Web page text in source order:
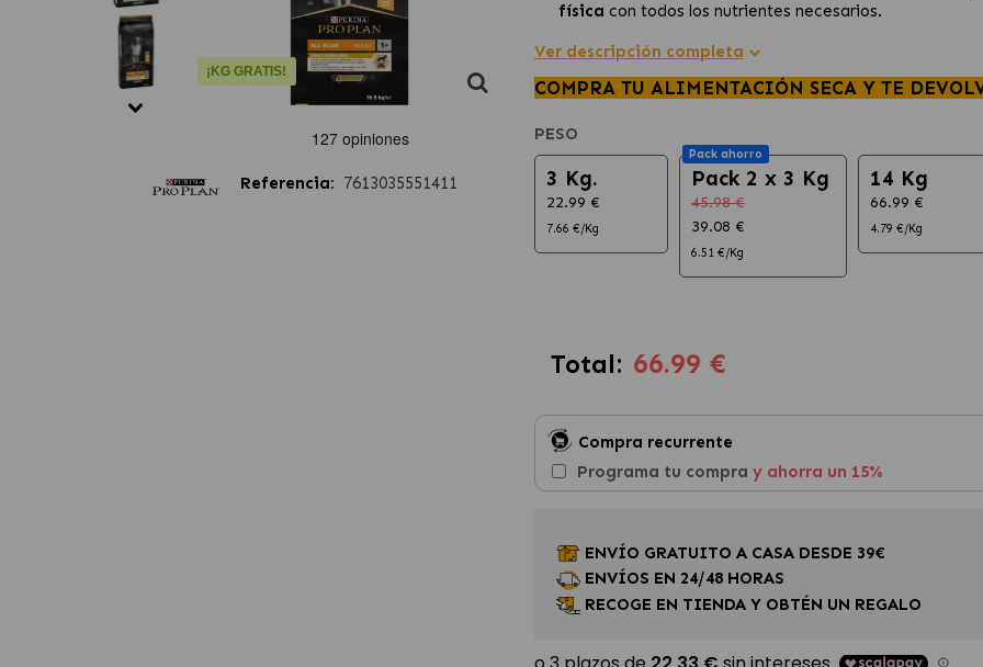
¡KG GRATIS!
Referencia: 7613035551411
física con todos los nutrientes necesarios.
Ver descripción completa
COMPRA TU ALIMENTACIÓN SECA Y TE
PESO
3 Kg.
22.99 €
7.66 €/Kg
Pack ahorro
Pack 2 x 3 Kg
45.98 €
39.08 €
6.51 €/Kg
14 Kg
66.99 €
4.79 €/Kg
Total: 66.99 €
Compra recurrente
Programa tu compra y ahorra un 15%
ENVÍO GRATUITO A CASA DESDE 39€
ENVÍOS EN 24/48 HORAS
RECOGE EN TIENDA Y OBTÉN UN REGALO